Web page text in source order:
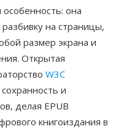
она
на страницы,
размер экрана и
Открытая
W3C
и
делая EPUB
книгоиздания в